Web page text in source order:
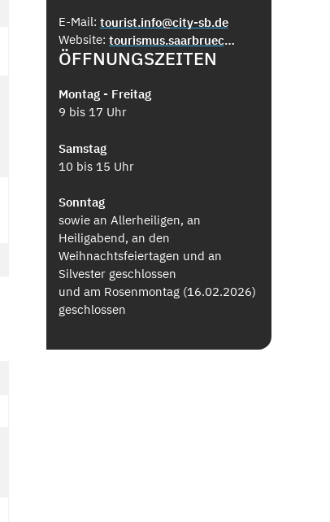
E-Mail: tourist.info@city-sb.de
Website:
tourismus.saarbruecken.de
ÖFFNUNGSZEITEN
Montag - Freitag
9 bis 17 Uhr
Samstag
10 bis 15 Uhr
Sonntag
sowie an Allerheiligen, an
Heiligabend, an den
Weihnachtsfeiertagen und an
Silvester geschlossen
und am Rosenmontag (16.02.2026)
geschlossen